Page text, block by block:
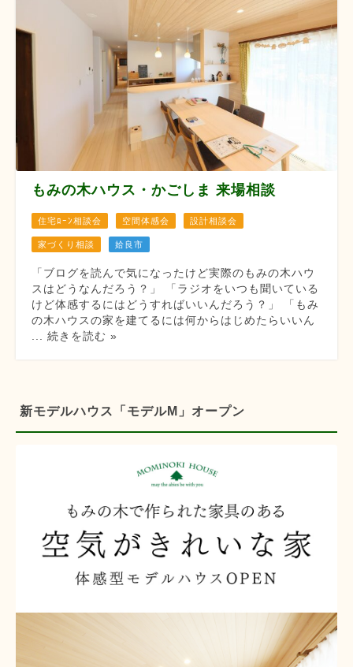
もみの木ハウス・かごしま 来場相談
住宅ﾛｰﾝ相談会 空間体感会 設計相談会
家づくり相談 姶良市
「ブログを読んで気になったけど実際のもみの木ハウ
スはどうなんだろう？」 「ラジオをいつも聞いている
けど体感するにはどうすればいいんだろう？」 「もみ
の木ハウスの家を建てるには何からはじめたらいいん
... 続きを読む »
新モデルハウス「モデルM」オープン